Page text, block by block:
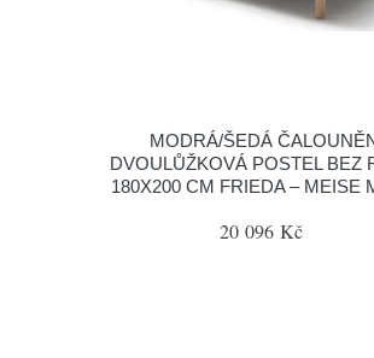
MODRÁ/ŠEDÁ
DVOULŮŽKOVÁ POSTEL BEZ
180X200 CM FRIEDA – MEISE
20 096 Kč